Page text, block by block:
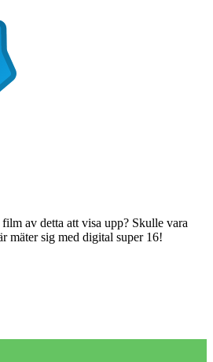
av detta att visa upp? Skulle vara
mäter sig med digital super 16!